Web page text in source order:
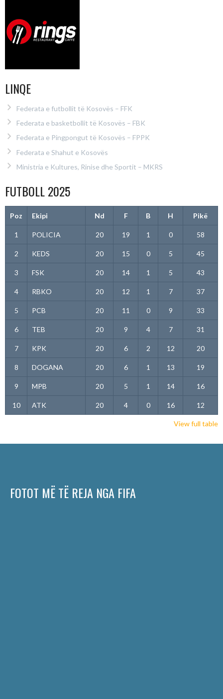
LINQE
Federata e futbollit të Kosovës – FFK
Federata e basketbollit të Kosovës – FBK
Federata e Pingpongut të Kosovës – FPPK
Federata e Shahut e Kosovës
Ministria e Kultures, Rinise dhe Sportit – MKRS
FUTBOLL 2025
Poz Ekipi Nd F B H Pikë
1 POLICIA 20 19 1 0 58
2 KEDS 20 15 0 5 45
3 FSK 20 14 1 5 43
4 RBKO 20 12 1 7 37
5 PCB 20 11 0 9 33
6 TEB 20 9 4 7 31
7 KPK 20 6 2 12 20
8 DOGANA 20 6 1 13 19
9 MPB 20 5 1 14 16
10 ATK 20 4 0 16 12
View full table
FOTOT MË TË REJA NGA FIFA